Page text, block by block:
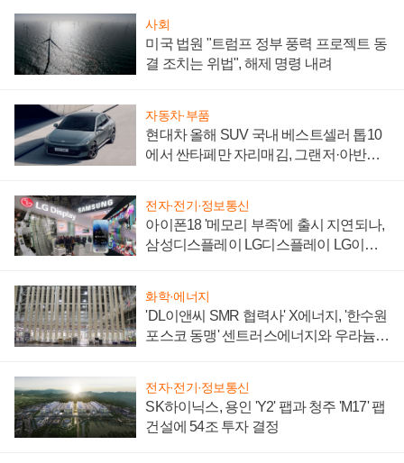
사회
미국 법원 "트럼프 정부 풍력 프로젝트 동
결 조치는 위법", 해제 명령 내려
자동차·부품
현대차 올해 SUV 국내 베스트셀러 톱10
에서 싼타페만 자리매김, 그랜저·아반떼
전자·전기·정보통신
아이폰18 '메모리 부족'에 출시 지연되나,
삼성디스플레이 LG디스플레이 LG이노
화학·에너지
'DL이앤씨 SMR 협력사' X에너지, '한수원
포스코 동맹' 센트러스에너지와 우라늄
전자·전기·정보통신
SK하이닉스, 용인 'Y2' 팹과 청주 'M17' 팹
건설에 54조 투자 결정